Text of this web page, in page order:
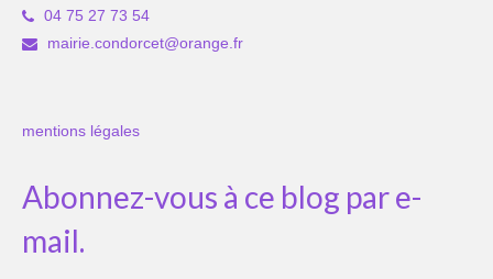
04 75 27 73 54
mairie.condorcet@orange.fr
mentions légales
Abonnez-vous à ce blog par e-
mail.